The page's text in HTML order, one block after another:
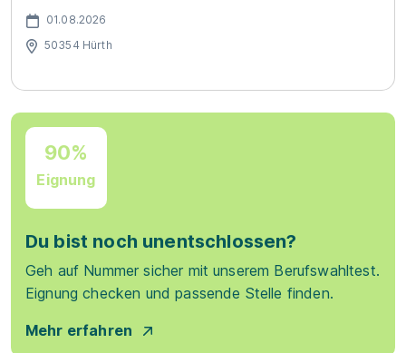
01.08.2026
50354 Hürth
90%
Eignung
Du bist noch unentschlossen?
Geh auf Nummer sicher mit unserem Berufswahltest.
Eignung checken und passende Stelle finden.
Mehr erfahren